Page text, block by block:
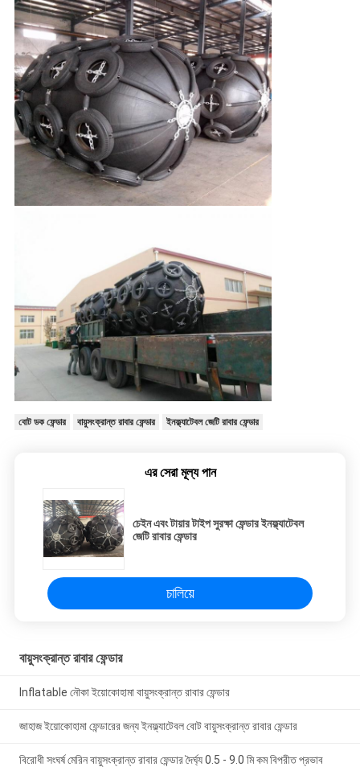
বোট ডক ফেন্ডার বায়ুসংক্রান্ত রাবার ফেন্ডার ইনফ্ল্যাটেবল জেটি রাবার ফেন্ডার
এর সেরা মূল্য পান
চেইন এবং টায়ার টাইপ সুরক্ষা ফেন্ডার ইনফ্ল্যাটেবল
জেটি রাবার ফেন্ডার
চালিয়ে
বায়ুসংক্রান্ত রাবার ফেন্ডার
Inflatable নৌকা ইয়োকোহামা বায়ুসংক্রান্ত রাবার ফেন্ডার
জাহাজ ইয়োকোহামা ফেন্ডারের জন্য ইনফ্ল্যাটেবল বোট বায়ুসংক্রান্ত রাবার ফেন্ডার
বিরোধী সংঘর্ষ মেরিন বায়ুসংক্রান্ত রাবার ফেন্ডার দৈর্ঘ্য 0.5 - 9.0 মি কম বিপরীত প্রভাব